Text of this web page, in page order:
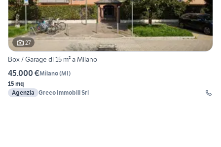
27
Box / Garage di 15 m² a Milano
45.000 €Milano(MI)
15 mq
Agenzia Greco Immobili Srl